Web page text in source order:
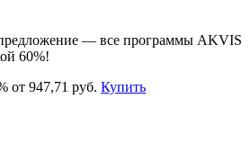
— все программы AKVIS
60%!
от 947,71 руб. Купить